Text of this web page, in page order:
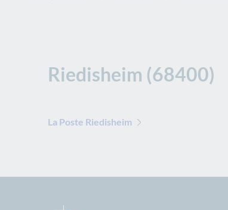
Riedisheim (68400)
La Poste Riedisheim